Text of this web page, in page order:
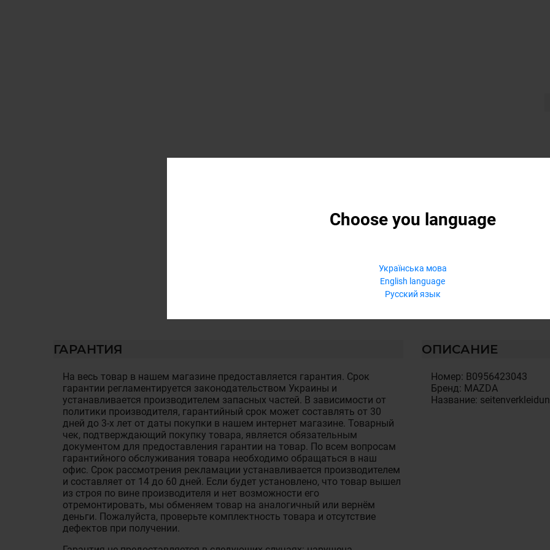
Choose you language
Українська мова
English language
Русский язык
ГАРАНТИЯ
На весь товар в нашем магазине предоставляется гарантия. Срок
гарантии регламентируется законодательством Украины и
устанавливается производителем запасных частей. В зависимости от
политики производителя, гарантийный срок может составлять от 30
дней до 3-х лет от даты покупки в нашем интернет магазине. Товарный
чек, подтверждающий покупку товара, является обязательным
документом для предоставления гарантии на товар. По всем вопросам
гарантийного обслуживания товара необходимо обращаться в наш
офис. Срок рассмотрения рекламации устанавливается производителем
и составляет от 14 до 60 дней. Если будет установлено, что товар вышел
из строя по вине производителя и нет возможности его
отремонтировать, мы обменяем товар на аналогичный или вернём
деньги. Пожалуйста, проверьте комплектность товара и отсутствие
дефектов при получении.
ОПИСАНИЕ
Номер: B0956423043
Бренд: MAZDA
Название: